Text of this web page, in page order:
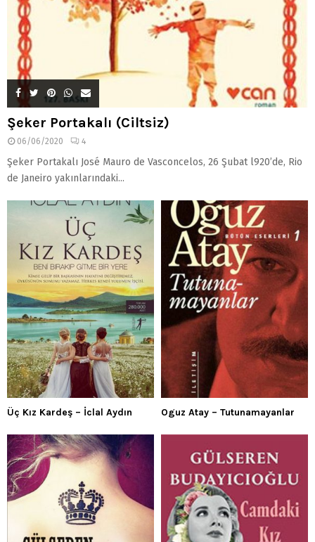
Şeker Portakalı (Ciltsiz)
06/06/2020 4
Şeker Portakalı José Mauro de Vasconcelos, 26 Şubat l920’de, Rio
de Janeiro yakınlarındaki...
Üç Kız Kardeş – İclal Aydın Oguz Atay – Tutunamayanlar